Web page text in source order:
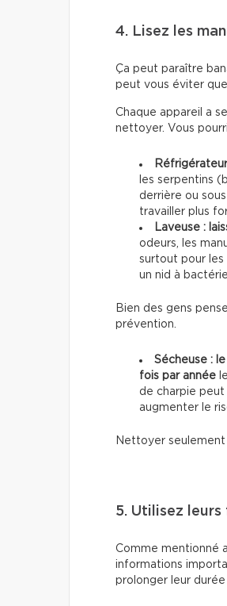
4. Lisez les
Ça peut paraître
peut vous éviter
Chaque appareil a
nettoyer. Vous
les serpentins
derrière ou
travailler plus
Laveuse :
odeurs, les
surtout pour les
un nid à
Bien des gens
prévention.
Sécheuse :
fois par année
de charpie peut
augmenter le
Nettoyer
5. Utilisez
Comme mentionné
informations
prolonger leur